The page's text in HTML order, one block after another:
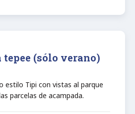
(sólo verano)
estilo Tipi con vistas al parque
parcelas de acampada.